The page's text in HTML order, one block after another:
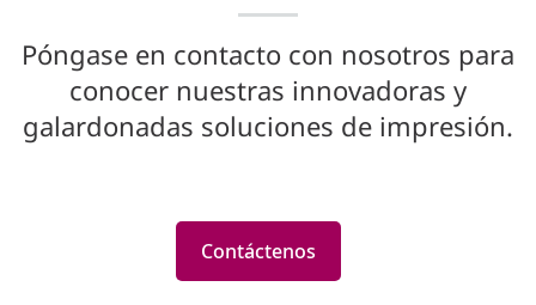
Póngase en contacto con nosotros para
conocer nuestras innovadoras y
galardonadas soluciones de impresión.
Contáctenos